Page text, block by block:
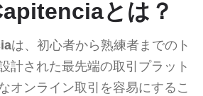
とは？
は、初心者から熟練者までのト
計された最先端の取引プラット
オンライン取引を容易にするこ